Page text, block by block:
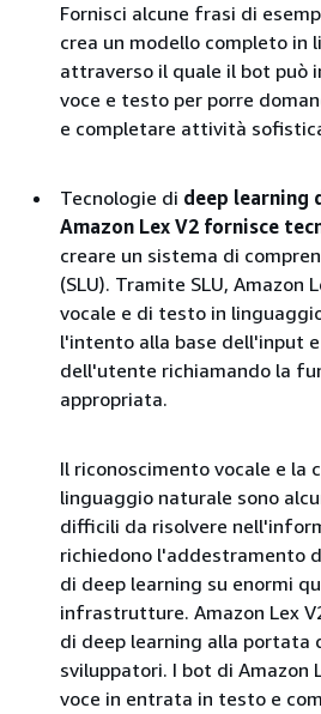
Fornisci alcune frasi di
crea un modello completo in
attraverso il quale il bot può
voce e testo per porre
e completare attività
Tecnologie di deep learning
Amazon Lex V2 fornisce
creare un sistema di
(SLU). Tramite SLU, Amazon
vocale e di testo in
l'intento alla base dell'input
dell'utente richiamando la
appropriata.
Il riconoscimento vocale e la
linguaggio naturale sono
difficili da risolvere
richiedono l'addestramento
di deep learning su enormi
infrastrutture. Amazon Lex
di deep learning alla
sviluppatori. I bot di Amazon
voce in entrata in testo e